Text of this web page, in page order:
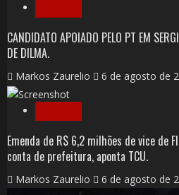
CANDIDATO APOIADO PELO PT EM
DE DILMA.
Markos Zaurelio 6 de agosto de
Emenda de R$ 6,2 milhões de vice de
conta de prefeitura, aponta TCU.
Markos Zaurelio 6 de agosto de